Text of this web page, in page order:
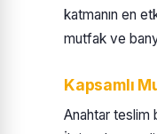
katmanın en
mutfak ve
Kapsamlı
Anahtar teslim